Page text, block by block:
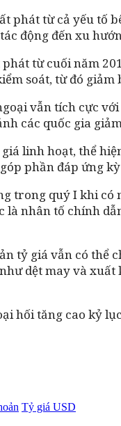
phát từ cả yếu tố
động đến xu
từ cuối năm
soát, từ đó giảm
vẫn tích cực
các quốc gia
linh hoạt, thể
phần đáp ứng
trong quý I khi
là nhân tố chính
tỷ giá vẫn có thể
dệt may và
hối tăng cao kỷ
Tỷ giá USD